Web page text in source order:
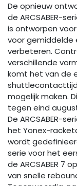
De opnieuw
de ARCSABER-
is ontworpen
voor gemiddelde
verbeteren.
verschillende
komt het van de
shuttlecontacttijd
mogelijk maken.
tegen eind
De ARCSABER-
het Yonex-
wordt
serie voor het
de ARCSABER 7
van snelle